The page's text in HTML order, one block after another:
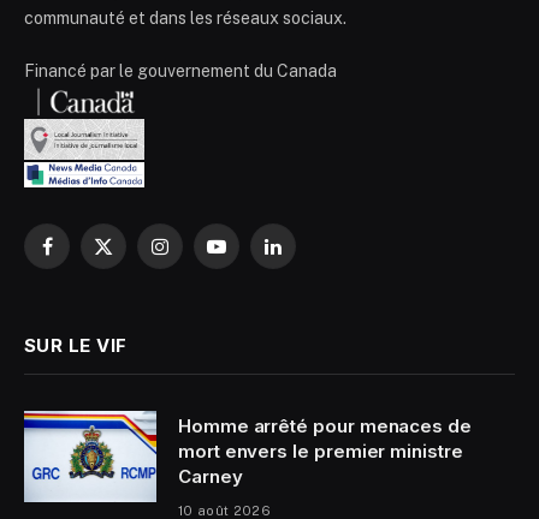
communauté et dans les réseaux sociaux.
Financé par le gouvernement du Canada
Facebook
X
InstagramYouTubeLinkedIn
SUR LE VIF
Homme arrêté pour menaces de
mort envers le premier ministre
Carney
10 août 2026